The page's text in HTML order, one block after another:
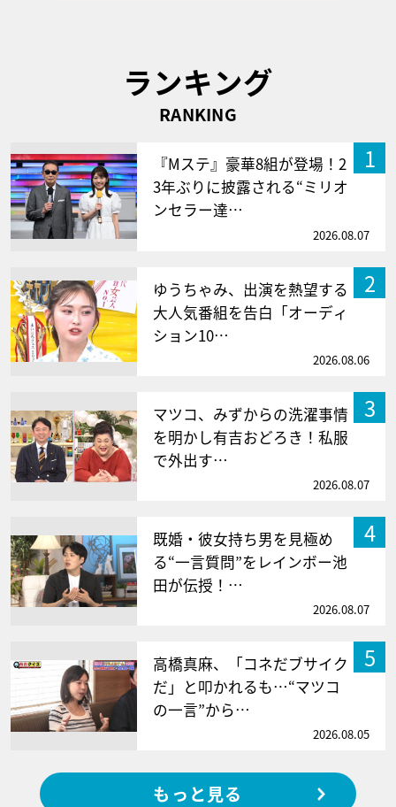
ランキング
RANKING
1
『Mステ』豪華8組が登場！2
3年ぶりに披露される“ミリオ
ンセラー達…
2026.08.07
2
ゆうちゃみ、出演を熱望する
大人気番組を告白「オーディ
ション10…
2026.08.06
3
マツコ、みずからの洗濯事情
を明かし有吉おどろき！私服
で外出す…
2026.08.07
4
既婚・彼女持ち男を見極め
る“一言質問”をレインボー池
田が伝授！…
2026.08.07
5
高橋真麻、「コネだブサイク
だ」と叩かれるも…“マツコ
の一言”から…
2026.08.05
もっと見る